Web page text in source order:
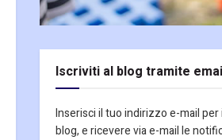
Iscriviti al blog tramite
Inserisci il tuo indirizzo e-mail
blog, e ricevere via e-mail le